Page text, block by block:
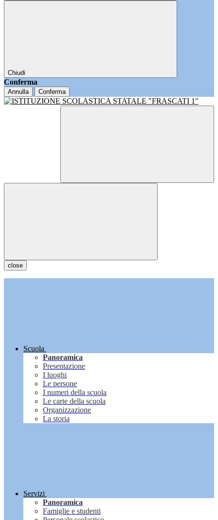
Chiudi
Conferma
Annulla Conferma
close
Scuola
Panoramica
Presentazione
I luoghi
Le persone
I numeri della scuola
Le carte della scuola
Organizzazione
La storia
Servizi
Panoramica
Famiglie e studenti